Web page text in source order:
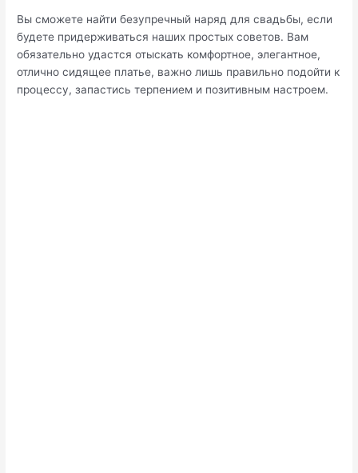
Вы сможете найти безупречный наряд для свадьбы, если
будете придерживаться наших простых советов. Вам
обязательно удастся отыскать комфортное, элегантное,
отлично сидящее платье, важно лишь правильно подойти к
процессу, запастись терпением и позитивным настроем.